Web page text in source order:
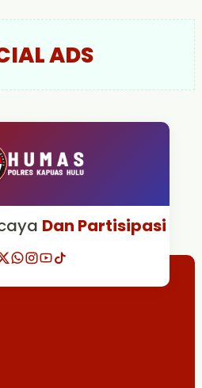
ADS
Dan Partisipasi